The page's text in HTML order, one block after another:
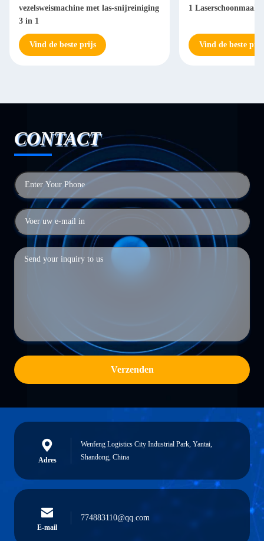
vezelsweismachine met las-snijreiniging
3 in 1
Vind de beste prijs
1
Vind de beste
CONTACT
Verzenden
Adres
Wenfeng Logistics City Industrial Park, Yantai,
Shandong, China
E-mail
774883110@qq.com